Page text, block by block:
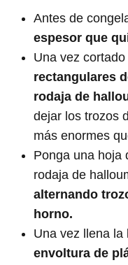
Antes de
espesor que
Una vez
rectangulares
rodaja de
dejar los trozos
más enormes
Ponga una hoja
rodaja de
alternando
horno.
Una vez llena la
envoltura de